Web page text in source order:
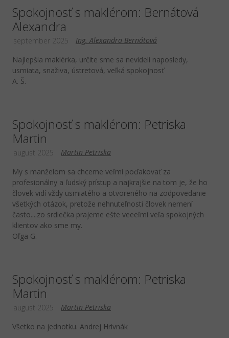
Spokojnosť s maklérom: Bernátová
Alexandra
Ing. Alexandra Bernátová
september 2025
Najlepšia maklérka, určite sme sa nevideli naposledy,
usmiata, snaživa, ústretová, veľká spokojnosť
A. Š.
Spokojnosť s maklérom: Petriska
Martin
Martin Petriska
august 2025
My s manželom sa chceme veľmi poďakovať za
profesionálny a ľudský prístup a najkrajšie na tom je, že ho
človek vidí vždy usmiatého a otvoreného na zodpovedanie
všetkých otázok, pretože nehnuteľnosti človek nemení
často....zo srdiečka prajeme ešte veeeľmi veľa spokojných
klientov ako sme my.
Oľga G.
Spokojnosť s maklérom: Petriska
Martin
Martin Petriska
august 2025
Všetko na jednotku. Andrej Hrivnák